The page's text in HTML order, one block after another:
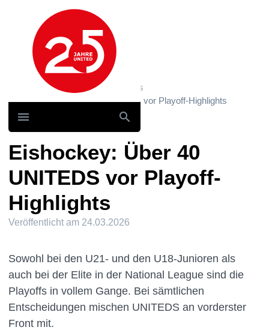
Hauptnavigation
News und Storys / News
Eishockey: Über 40 UNITEDS vor Playoff-Highlights
Eishockey: Über 40
UNITEDS vor Playoff-
Highlights
Veröffentlicht am 24.03.2026
Sowohl bei den U21- und den U18-Junioren als
auch bei der Elite in der National League sind die
Playoffs in vollem Gange. Bei sämtlichen
Entscheidungen mischen UNITEDS an vorderster
Front mit.